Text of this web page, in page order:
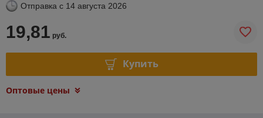
Отправка с 14 августа 2026
19,81 руб.
Купить
Оптовые цены